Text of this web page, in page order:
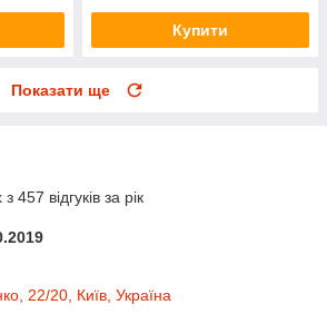
Купити
Показати ще
457 відгуків за рік
22/20, Київ, Україна